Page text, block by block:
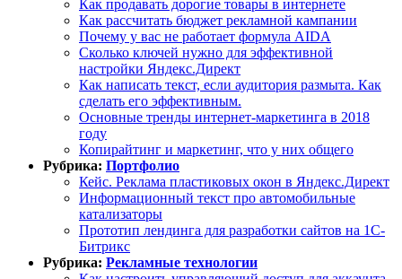
Как продавать дорогие товары в интернете
Как рассчитать бюджет рекламной кампании
Почему у вас не работает формула AIDA
Сколько ключей нужно для эффективной
настройки Яндекс.Директ
Как написать текст, если аудитория размыта. Как
сделать его эффективным.
Основные тренды интернет-маркетинга в 2018
году
Копирайтинг и маркетинг, что у них общего
Рубрика: Портфолио
Кейс. Реклама пластиковых окон в Яндекс.Директ
Информационный текст про автомобильные
катализаторы
Прототип лендинга для разработки сайтов на 1С-
Битрикс
Рубрика: Рекламные технологии